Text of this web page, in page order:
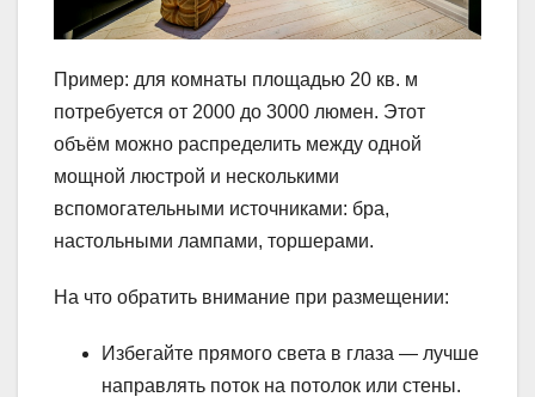
Пример: для комнаты площадью 20 кв. м
потребуется от 2000 до 3000 люмен. Этот
объём можно распределить между одной
мощной люстрой и несколькими
вспомогательными источниками: бра,
настольными лампами, торшерами.
На что обратить внимание при размещении:
Избегайте прямого света в глаза — лучше
направлять поток на потолок или стены.